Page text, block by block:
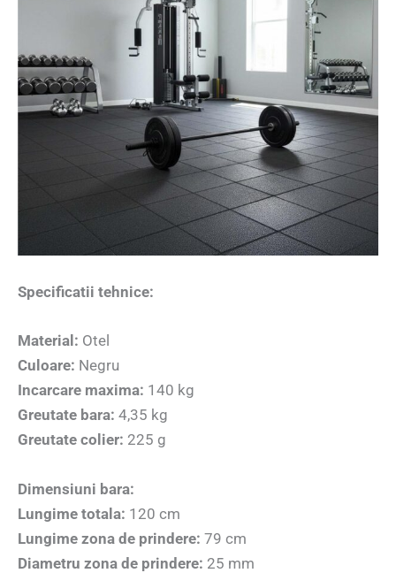
Specificatii tehnice:
Material: Otel
Culoare: Negru
Incarcare maxima: 140 kg
Greutate bara: 4,35 kg
Greutate colier: 225 g
Dimensiuni bara:
Lungime totala: 120 cm
Lungime zona de prindere: 79 cm
Diametru zona de prindere: 25 mm